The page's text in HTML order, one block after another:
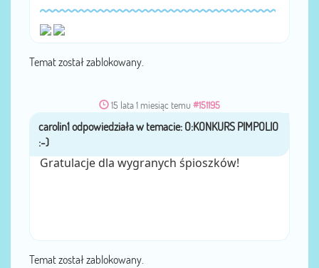
Temat został zablokowany.
15 lata 1 miesiąc temu #151195
przezcarolin1
Gratulacje dla wygranych śpioszków!
Temat został zablokowany.